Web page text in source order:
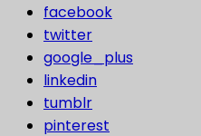
facebook
twitter
google_plus
linkedin
tumblr
pinterest